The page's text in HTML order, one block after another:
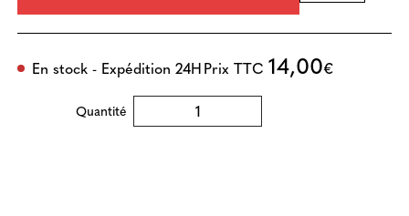
En stock - Expédition 24HPrix TTC 14,00€
Quantité